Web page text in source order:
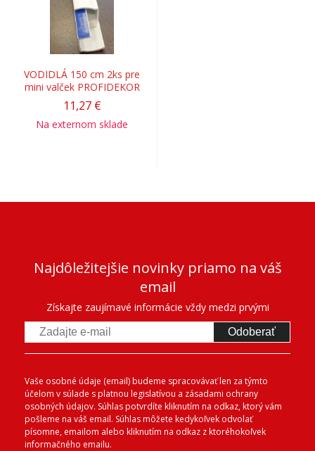
VODIDLÁ 150 cm 2ks pre
mini valček PROFIDEKOR
11,27 €
Na externom sklade
Najdôležitejšie novinky priamo na váš
email
Získajte zaujímavé informácie vždy medzi prvými
Odoberať
Vaše osobné údaje (email) budeme spracovávať len za týmto
účelom v súlade s platnou legislatívou a zásadami ochrany
osobných údajov. Súhlas potvrdíte kliknutím na odkaz, ktorý vám
pošleme na váš email. Súhlas môžete kedykoľvek odvolať
písomne, emailom alebo kliknutím na odkaz z ktoréhokoľvek
informačného emailu.